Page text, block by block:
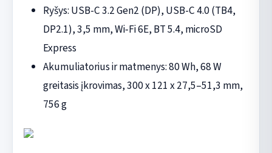
Ryšys: USB-C 3.2 Gen2 (DP), USB-C 4.0 (TB4,
DP2.1), 3,5 mm, Wi‑Fi 6E, BT 5.4, microSD
Express
Akumuliatorius ir matmenys: 80 Wh, 68 W
greitasis įkrovimas, 300 x 121 x 27,5–51,3 mm,
756 g